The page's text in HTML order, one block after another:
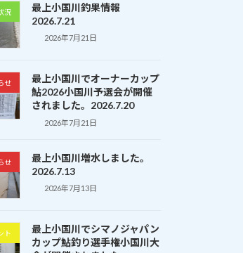
況
最上小国川釣果情報
2026.7.21
2026年7月21日
せ
最上小国川でオーナーカップ
鮎2026小国川予選会が開催
されました。2026.7.20
2026年7月21日
せ
最上小国川増水しました。
2026.7.13
2026年7月13日
ト
最上小国川でシマノジャパン
カップ鮎釣り選手権小国川大